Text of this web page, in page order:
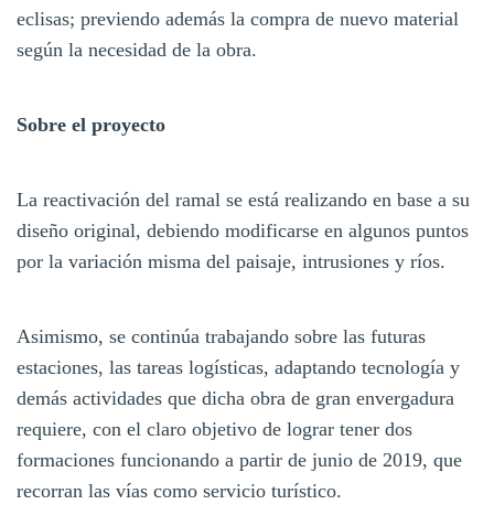
eclisas; previendo además la compra de nuevo material
según la necesidad de la obra.
Sobre el proyecto
La reactivación del ramal se está realizando en base a su
diseño original, debiendo modificarse en algunos puntos
por la variación misma del paisaje, intrusiones y ríos.
Asimismo, se continúa trabajando sobre las futuras
estaciones, las tareas logísticas, adaptando tecnología y
demás actividades que dicha obra de gran envergadura
requiere, con el claro objetivo de lograr tener dos
formaciones funcionando a partir de junio de 2019, que
recorran las vías como servicio turístico.